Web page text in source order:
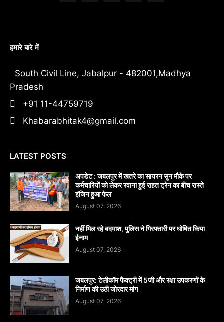
हमारे बारे में
South Civil Line, Jabalpur - 482001,Madhya
Pradesh
+91 11-44759719
Khabarabhitak4@gmail.com
LATEST POSTS
अपडेट : जबलपुर में खतरे का सायरन सुन मौके पर
कर्मचारियों को लेकर रवाना हुई राहत ट्रेन का बीच रास्ते
इंजिन हुआ फेल
August 07, 2026
नहीं मिल रहे बदमाश, पुलिस ने गिरफ्तारी पर घोषित किया
ईनाम
August 07, 2026
जबलपुर: टेलीकॉम फैक्ट्री में 5जी और रक्षा उपकरणों के
निर्माण की उठी जोरदार मांग
August 07, 2026